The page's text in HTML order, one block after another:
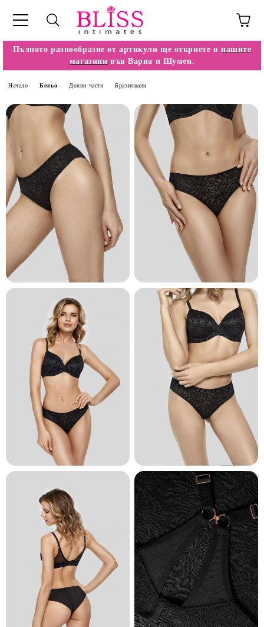
Пълното разнообразие от артикули ще откриете в нашите
магазини във Варна и Шумен.
Начало Бельо Долни части Бразилиани